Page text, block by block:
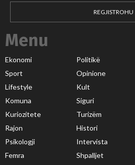
REGJISTROHU
Menu
Ekonomi Politikë
Sport
Opinione
Lifestyle
Kult
Komuna
Siguri
Kuriozitete
Turizëm
Rajon
Histori
Psikologji
Intervista
Femra
Shpalljet